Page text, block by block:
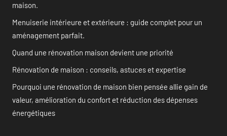
maison.
Menuiserie intérieure et extérieure : guide complet pour un
aménagement parfait.
Quand une rénovation maison devient une priorité
Rénovation de maison : conseils, astuces et expertise
Pourquoi une rénovation de maison bien pensée allie gain de
valeur, amélioration du confort et réduction des dépenses
énergétiques